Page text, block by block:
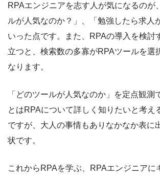
RPAエンジニアを志す人が気になるのが
ルが人気なのか？」、「勉強したら求人
いった点です。
また、RPAの導入を検討
立つと、検索数の多寡がRPAツールを選
なります。
「どのツールが人気なのか」を定点観測
とはRPAについて詳しく知りたいと考え
ですが、大人の事情もありなかなか表に
状です。
これからRPAを学ぶ、RPAエンジニアに